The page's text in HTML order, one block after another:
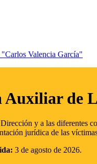
Valencia García"
Auxiliar de
y a las diferentes
jurídica de las
3 de agosto de 2026.